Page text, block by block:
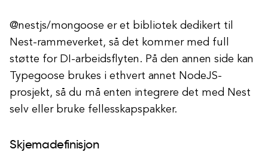
@nestjs/mongoose er et bibliotek dedikert til
Nest-rammeverket, så det kommer med full
støtte for DI-arbeidsflyten. På den annen side kan
Typegoose brukes i ethvert annet NodeJS-
prosjekt, så du må enten integrere det med Nest
selv eller bruke fellesskapspakker.
Skjemadefinisjon